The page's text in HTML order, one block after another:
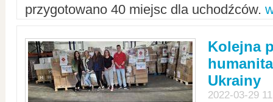
przygotowano 40 miejsc dla uchodźców.
Kolejna
Ukrainy
2022-03-29